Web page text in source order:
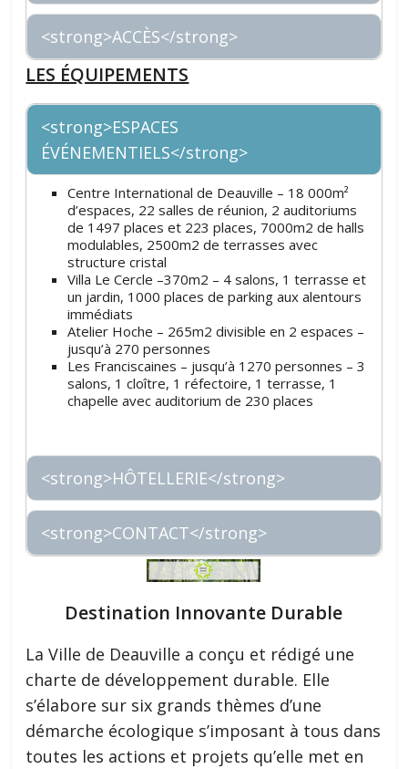
<strong>ACCÈS</strong>
LES ÉQUIPEMENTS
<strong>ESPACES
ÉVÉNEMENTIELS</strong>
Centre International de Deauville – 18 000m²
d’espaces, 22 salles de réunion, 2 auditoriums
de 1497 places et 223 places, 7000m2 de halls
modulables, 2500m2 de terrasses avec
structure cristal
Villa Le Cercle –370m2 – 4 salons, 1 terrasse et
un jardin, 1000 places de parking aux alentours
immédiats
Atelier Hoche – 265m2 divisible en 2 espaces –
jusqu’à 270 personnes
Les Franciscaines – jusqu’à 1270 personnes – 3
salons, 1 cloître, 1 réfectoire, 1 terrasse, 1
chapelle avec auditorium de 230 places
<strong>HÔTELLERIE</strong>
<strong>CONTACT</strong>
Destination Innovante Durable
La Ville de Deauville a conçu et rédigé une
charte de développement durable. Elle
s’élabore sur six grands thèmes d’une
démarche écologique s’imposant à tous dans
toutes les actions et projets qu’elle met en